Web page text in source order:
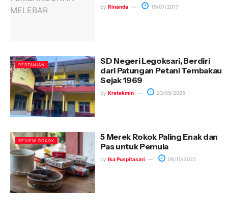
by Rinanda 19/07/2017
PERTANIAN
SD Negeri Legoksari, Berdiri
dari Patungan Petani Tembakau
Sejak 1969
by Kretekmin 23/05/2025
REVIEW ROKOK
5 Merek Rokok Paling Enak dan
Pas untuk Pemula
by Ika Puspitasari 06/10/2022